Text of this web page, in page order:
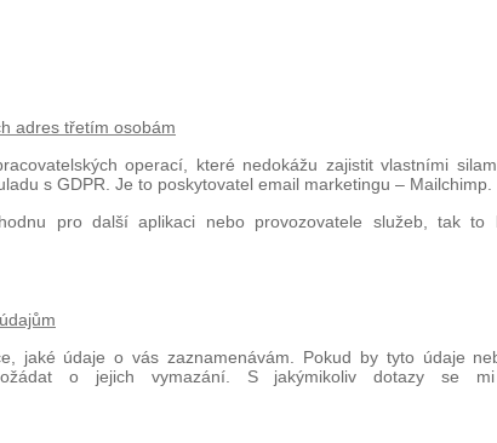
adres třetím osobám
operací, které nedokážu zajistit vlastními
s GDPR. Je to poskytovatel email marketingu – Mailchimp.
pro další aplikaci nebo provozovatele služeb, tak to
jaké údaje o vás zaznamenávám. Pokud by tyto údaje
o jejich vymazání. S jakýmikoliv dotazy se